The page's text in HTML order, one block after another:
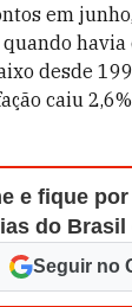
em
desde
caiu
e fique
do Brasil
Seguir no